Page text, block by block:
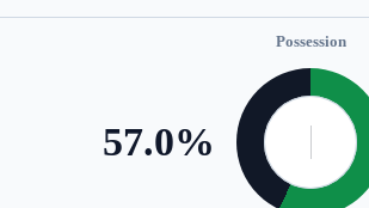
Possession
57.0%